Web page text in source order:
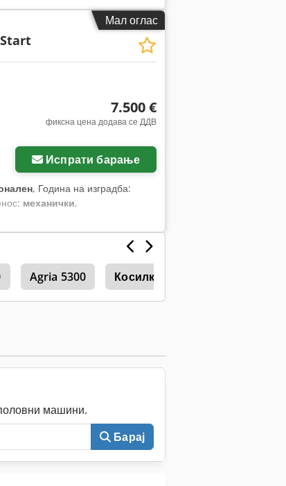
Мал оглас
7.500 €
фиксна цена додава се ДДВ
Испрати барање
, Година на изградба:
механички,
Agria 5300 Косилка (земјоделство)
машини.
Барај